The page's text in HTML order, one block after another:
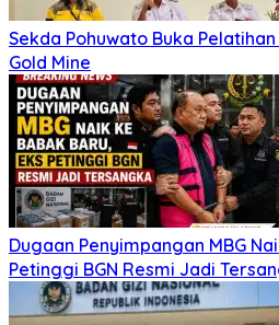
Sekda Pohuwato Buka
Gold Mine
Dugaan Penyimpangan MBG
Petinggi BGN Resmi Jadi